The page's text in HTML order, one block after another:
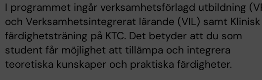
I programmet ingår verksamhetsförlagd utbildning
och Verksamhetsintegrerat lärande (VIL) samt Klinisk
färdighetsträning på KTC. Det betyder att du som
student får möjlighet att tillämpa och integrera
teoretiska kunskaper och praktiska färdigheter.